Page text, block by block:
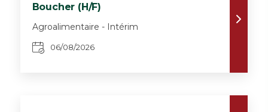
Boucher (H/F)
Agroalimentaire - Intérim
06/08/2026